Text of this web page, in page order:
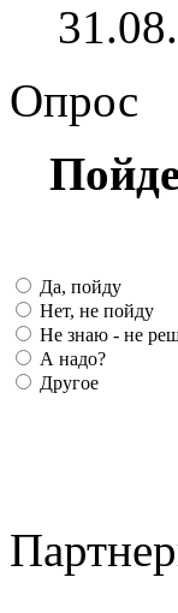
Опрос
Да, пойду
Нет, не пойду
Не знаю - не
А надо?
Другое